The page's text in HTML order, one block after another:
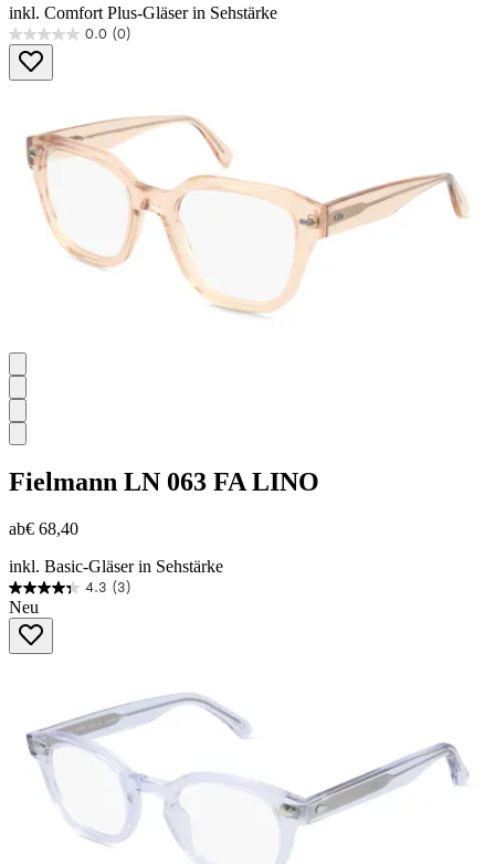
inkl. Comfort Plus-Gläser in Sehstärke
0.0 (0)
0.0
von
5
Fielmann LN 063 FA LINO
ab€ 68,40
inkl. Basic-Gläser in Sehstärke
4.3 (3)
4.3
von
Sternen.
Neu